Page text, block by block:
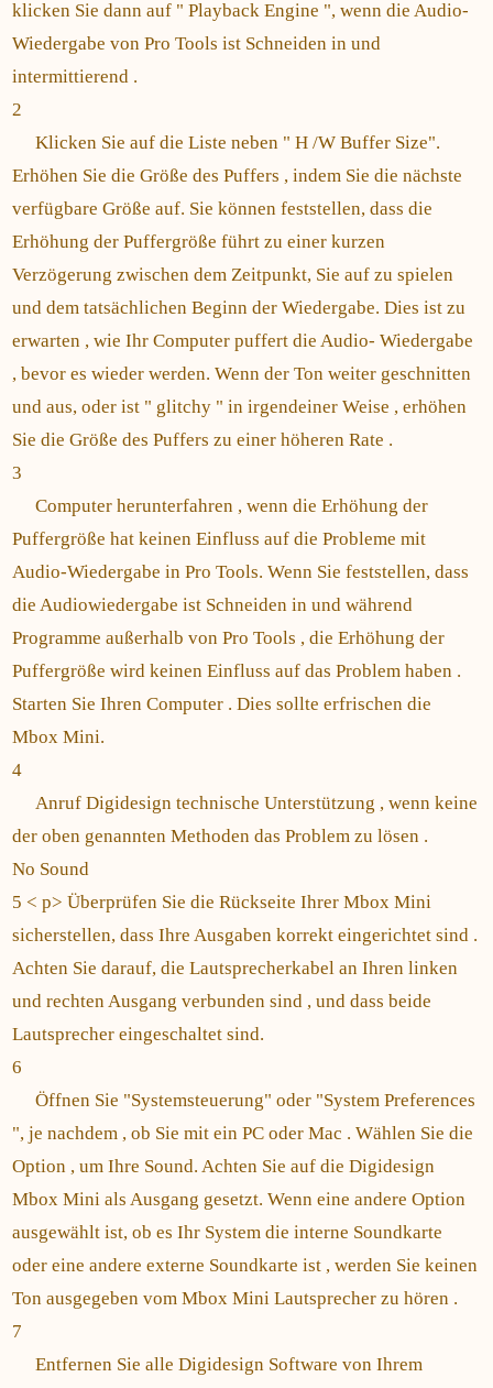
klicken Sie dann auf " Playback Engine ", wenn die Audio-
Wiedergabe von Pro Tools ist Schneiden in und
intermittierend .
2
Klicken Sie auf die Liste neben " H /W Buffer Size".
Erhöhen Sie die Größe des Puffers , indem Sie die nächste
verfügbare Größe auf. Sie können feststellen, dass die
Erhöhung der Puffergröße führt zu einer kurzen
Verzögerung zwischen dem Zeitpunkt, Sie auf zu spielen
und dem tatsächlichen Beginn der Wiedergabe. Dies ist zu
erwarten , wie Ihr Computer puffert die Audio- Wiedergabe
, bevor es wieder werden. Wenn der Ton weiter geschnitten
und aus, oder ist " glitchy " in irgendeiner Weise , erhöhen
Sie die Größe des Puffers zu einer höheren Rate .
3
Computer herunterfahren , wenn die Erhöhung der
Puffergröße hat keinen Einfluss auf die Probleme mit
Audio-Wiedergabe in Pro Tools. Wenn Sie feststellen, dass
die Audiowiedergabe ist Schneiden in und während
Programme außerhalb von Pro Tools , die Erhöhung der
Puffergröße wird keinen Einfluss auf das Problem haben .
Starten Sie Ihren Computer . Dies sollte erfrischen die
Mbox Mini.
4
Anruf Digidesign technische Unterstützung , wenn keine
der oben genannten Methoden das Problem zu lösen .
No Sound
5 < p> Überprüfen Sie die Rückseite Ihrer Mbox Mini
sicherstellen, dass Ihre Ausgaben korrekt eingerichtet sind .
Achten Sie darauf, die Lautsprecherkabel an Ihren linken
und rechten Ausgang verbunden sind , und dass beide
Lautsprecher eingeschaltet sind.
6
Öffnen Sie "Systemsteuerung" oder "System Preferences
", je nachdem , ob Sie mit ein PC oder Mac . Wählen Sie die
Option , um Ihre Sound. Achten Sie auf die Digidesign
Mbox Mini als Ausgang gesetzt. Wenn eine andere Option
ausgewählt ist, ob es Ihr System die interne Soundkarte
oder eine andere externe Soundkarte ist , werden Sie keinen
Ton ausgegeben vom Mbox Mini Lautsprecher zu hören .
7
Entfernen Sie alle Digidesign Software von Ihrem